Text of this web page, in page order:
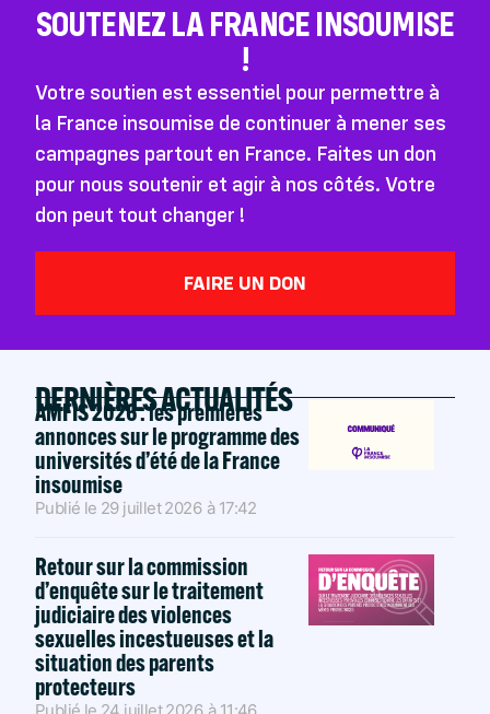
SOUTENEZ LA FRANCE INSOUMISE
!
Votre soutien est essentiel pour permettre à
la France insoumise de continuer à mener ses
campagnes partout en France. Faites un don
pour nous soutenir et agir à nos côtés. Votre
don peut tout changer !
FAIRE UN DON
DERNIÈRES ACTUALITÉS
AMFIS 2026 : les premières
annonces sur le programme des
universités d’été de la France
insoumise
Publié le 29 juillet 2026 à 17:42
Retour sur la commission
d’enquête sur le traitement
judiciaire des violences
sexuelles incestueuses et la
situation des parents
protecteurs